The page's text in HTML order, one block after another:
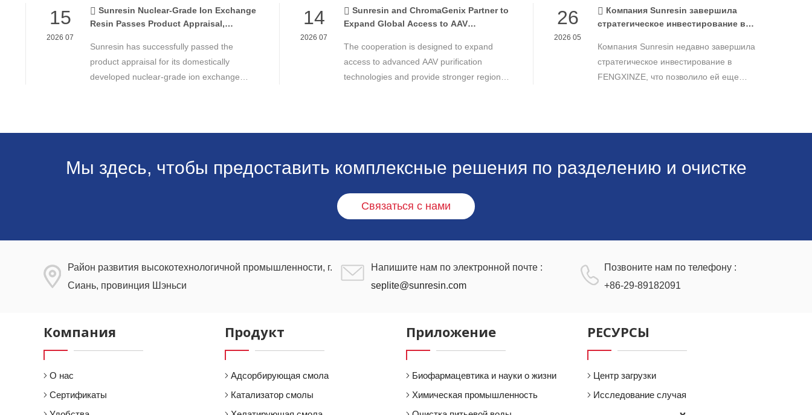
15
2026 07
Sunresin Nuclear-Grade Ion Exchange
Resin Passes Product Appraisal,
Chemistry Control
Sunresin has successfully passed the
product appraisal for its domestically
developed nuclear-grade ion exchange
14
2026 07
Sunresin and ChromaGenix Partner to
Expand Global Access to AAV
The cooperation is designed to expand
access to advanced AAV purification
technologies and provide stronger regional
26
2026 05
Компания Sunresin завершила
стратегическое инвестирование в
расширения бизнеса в области
промышленной хроматографии.
Компания Sunresin недавно завершила
стратегическое инвестирование в
FENGXINZE, что позволило ей еще
Мы здесь, чтобы предоставить комплексные решения по разделению и очистке
Связаться с нами
Район развития высокотехнологичной промышленности, г.
Сиань, провинция Шэньси
Напишите нам по электронной почте :
seplite@sunresin.com
Позвоните нам по телефону :
+86-29-89182091
Компания
О нас
Сертификаты
Продукт
Адсорбирующая смола
Катализатор смолы
Приложение
Биофармацевтика и науки о жизни
Химическая промышленность
РЕСУРСЫ
Центр загрузки
Исследование случая